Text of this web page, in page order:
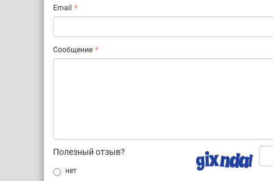
Email
Сообщение
Полезный отзыв?
нет